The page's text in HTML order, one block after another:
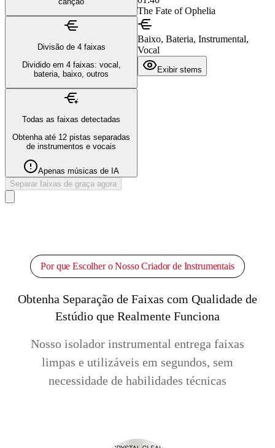
Divisão de 4 faixas
Dividido em 4 faixas: vocal,
bateria, baixo, outros
Todas as faixas detectadas
Obtenha até 12 pistas separadas
de instrumentos e vocais
Apenas músicas de IA
Separar faixas de graça agora
The Fate of Ophelia
Baixo, Bateria, Instrumental,
Vocal
Exibir stems
Por que Escolher o Nosso Criador de Instrumentais
Obtenha Separação de Faixas com Qualidade de
Estúdio que Realmente Funciona
Nosso isolador instrumental entrega faixas
limpas e utilizáveis em segundos, sem
necessidade de habilidades técnicas